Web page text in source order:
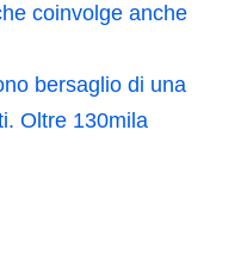
coinvolge anche
bersaglio di una
Oltre 130mila